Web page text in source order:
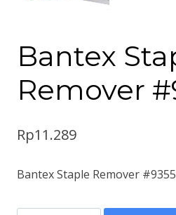
Bantex
Remover
Rp11.289
Bantex Staple Remover #9355